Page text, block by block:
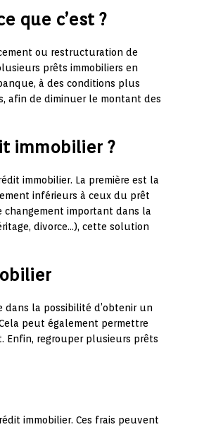
que c’est ?
ou restructuration de
prêts immobiliers en
à des conditions plus
afin de diminuer le montant des
immobilier ?
immobilier. La première est la
inférieurs à ceux du prêt
changement important dans la
divorce…), cette solution
dans la possibilité d’obtenir un
peut également permettre
Enfin, regrouper plusieurs prêts
immobilier. Ces frais peuvent